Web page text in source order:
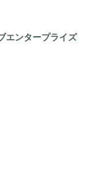
エンタープライズ